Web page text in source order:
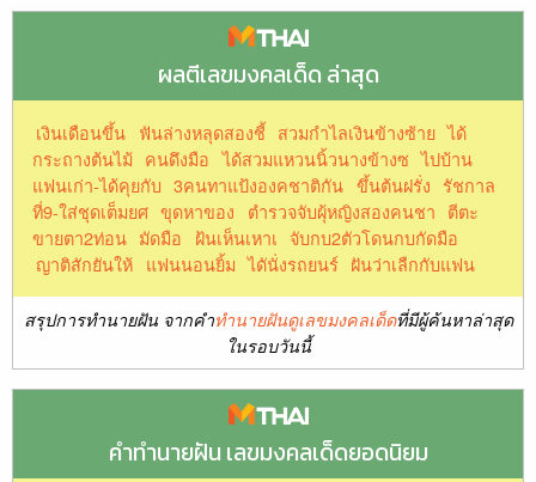
ผลตีเลขมงคลเด็ด ล่าสุด
เงินเดือนขึ้น ฟันล่างหลุดสองชี้ สวมกำไลเงินข้างซ้าย ได้
กระถางต้นไม้ คนดึงมือ ได้สวมแหวนนิ้วนางข้างซ ไปบ้าน
แฟนเก่า-ได้คุยกับ 3คนทาแป้งองคชาติกัน ขึ้นต้นฝรั่ง รัชกาล
ที่9-ใส่ชุดเต็มยศ ขุดหาของ ตำรวจจับผุ้หญิงสองคนชา ตีตะ
ขายตา2ท่อน มัดมือ ฝ้นเห็นเหาเ จับกบ2ตัวโดนกบกัดมือ
ญาติสักยันให้ แฟนนอนยิ้ม ไดันั่งรถยนร์ ฝันว่าเลืกกับแฟน
สรุปการทำนายฝัน จากคำทำนายฝันดูเลขมงคลเด็ดที่มีผู้ค้นหาล่าสุด
ในรอบวันนี้
คำทำนายฝัน เลขมงคลเด็ดยอดนิยม